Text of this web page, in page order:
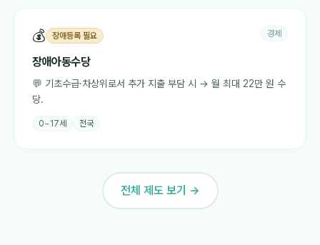
💰 장애등록 필요 경제
장애아동수당
💬 기초수급·차상위로서 추가 지출 부담 시 → 월 최대 22만 원 수
당.
0~17세 전국
전체 제도 보기 →